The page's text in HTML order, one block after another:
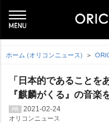
ホーム (オリコンニュース)
「日本的であること
『麒麟がくる』の音
2021-02-24
オリコンニュース